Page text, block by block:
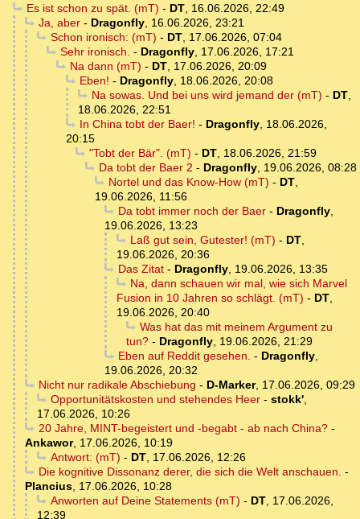
Es ist schon zu spät. (mT) - DT, 16.06.2026, 22:49
Ja, aber- Dragonfly, 16.06.2026, 23:21
Schon ironisch: (mT) - DT, 17.06.2026, 07:04
Sehr ironisch. - Dragonfly, 17.06.2026, 17:21
Na dann (mT) - DT, 17.06.2026, 20:09
Eben! - Dragonfly, 18.06.2026, 20:08
Na sowas. Und bei uns wird jemand der (mT) - DT,
18.06.2026, 22:51
In China tobt der Baer! - Dragonfly, 18.06.2026,
20:15
"Tobt der Bär". (mT) - DT, 18.06.2026, 21:59
Da tobt der Baer 2 - Dragonfly, 19.06.2026, 08:28
Nortel und das Know-How (mT) - DT,
19.06.2026, 11:56
Da tobt immer noch der Baer- Dragonfly,
19.06.2026, 13:23
Laß gut sein, Gutester! (mT) - DT,
19.06.2026, 20:36
Das Zitat- Dragonfly, 19.06.2026, 13:35
Na, dann schauen wir mal, wie sich Marvel
Fusion in 10 Jahren so schlägt. (mT) - DT
19.06.2026, 20:40
Was hat das mit meinem Argument zu
tun? - Dragonfly 19.06.2026, 21:29
Eben auf Reddit gesehen. - Dragonfly,
19.06.2026, 20:32
Nicht nur radikale Abschiebung - D-Marker, 17.06.2026, 09:29
Opportunitätskosten und stehendes Heer- stokk',
17.06.2026, 10:26
20 Jahre, MINT-begeistert und -begabt - ab nach China?-
Ankawor, 17.06.2026, 10:19
Antwort: (mT) - DT, 17.06.2026, 12:26
Die kognitive Dissonanz derer, die sich die Welt anschauen. -
Plancius 17.06.2026, 10:28
Anworten auf Deine Statements (mT) - DT, 17.06.2026,
12:39